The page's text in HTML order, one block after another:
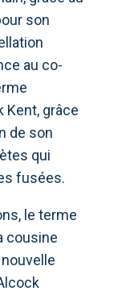
son
au co-
Kent, grâce
de son
qui
fusées.
le terme
cousine